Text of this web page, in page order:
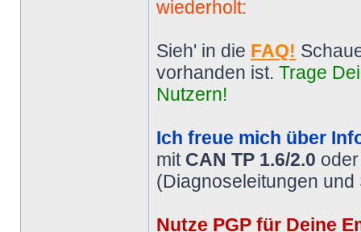
wiederholt:
Sieh' in die FAQ!
vorhanden ist. Trage
Nutzern!
Ich freue mich über
mit CAN TP 1.6/2.0
(Diagnoseleitungen
Nutze PGP für Deine